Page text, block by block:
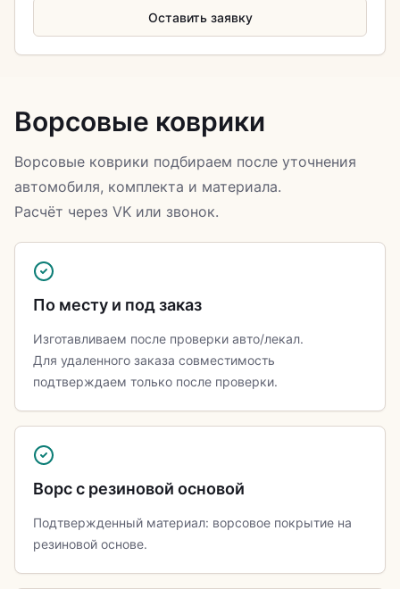
Оставить заявку
Ворсовые коврики
Ворсовые коврики подбираем после уточнения
автомобиля, комплекта и материала.
Расчёт через VK или звонок.
По месту и под заказ
Изготавливаем после проверки авто/лекал.
Для удаленного заказа совместимость
подтверждаем только после проверки.
Ворс с резиновой основой
Подтвержденный материал: ворсовое покрытие на
резиновой основе.